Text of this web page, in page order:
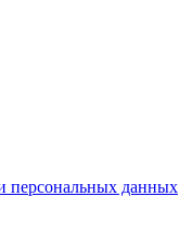
персональных данных